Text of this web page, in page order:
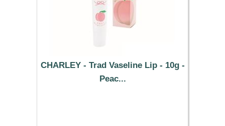
CHARLEY - Trad Vaseline Lip - 10g -
Peac...